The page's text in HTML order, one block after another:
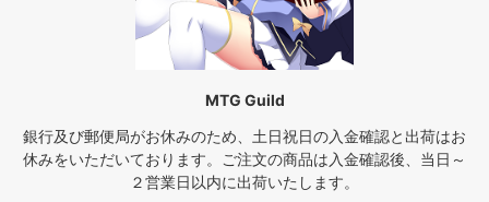
MTG Guild
銀行及び郵便局がお休みのため、土日祝日の入金確認と出荷はお
休みをいただいております。ご注文の商品は入金確認後、当日～
２営業日以内に出荷いたします。